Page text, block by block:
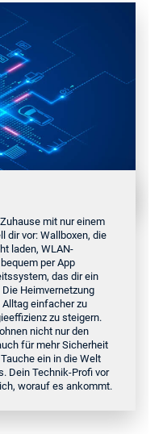
mit nur einem
dir vor: Wallboxen, die
laden, WLAN-
per App
das dir ein
Heimvernetzung
einfacher zu
zu steigern.
nicht nur den
für mehr Sicherheit
ein in die Welt
Dein Technik-Profi vor
worauf es ankommt.